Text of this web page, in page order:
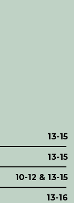
13-15
13-15
10-12 & 13-15
13-16